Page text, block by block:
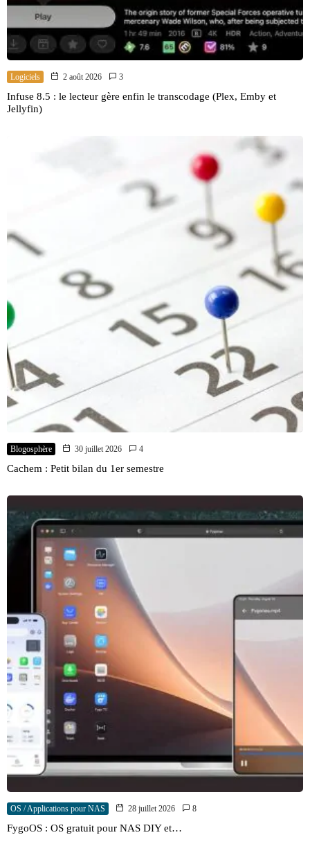
Logiciels 2 août 2026 3
Infuse 8.5 : le lecteur gère enfin le transcodage (Plex, Emby et
Jellyfin)
Blogosphère 30 juillet 2026 4
Cachem : Petit bilan du 1er semestre
OS / Applications pour NAS 28 juillet 2026 8
FygoOS : OS gratuit pour NAS DIY et…